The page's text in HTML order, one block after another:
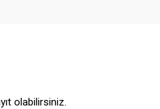
olabilirsiniz.